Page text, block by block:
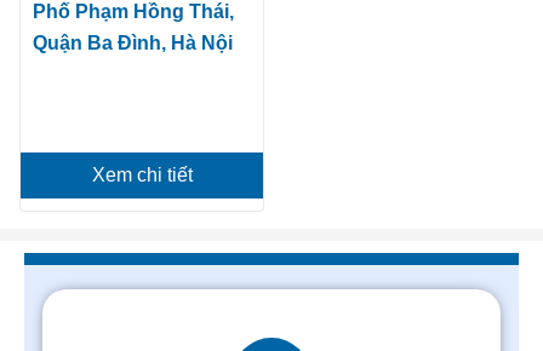
Phố Phạm Hồng Thái,
Quận Ba Đình, Hà Nội
Xem chi tiết